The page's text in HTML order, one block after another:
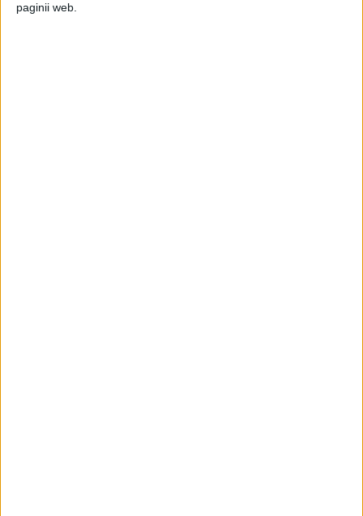
paginii web.